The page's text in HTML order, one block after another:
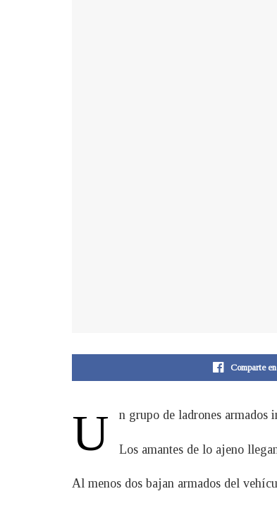
Comparte
U n grupo de ladrones armados
Los amantes de lo ajeno
Al menos dos bajan armados del